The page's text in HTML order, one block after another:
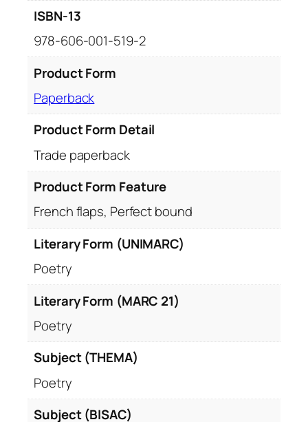
ISBN-13
978-606-001-519-2
Product Form
Paperback
Product Form Detail
Trade paperback
Product Form Feature
French flaps, Perfect bound
Literary Form (UNIMARC)
Poetry
Literary Form (MARC 21)
Poetry
Subject (THEMA)
Poetry
Subject (BISAC)